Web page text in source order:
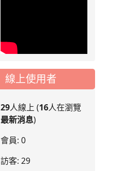
線上使用者
29人線上 (16人在瀏覽
最新消息)
會員: 0
訪客: 29